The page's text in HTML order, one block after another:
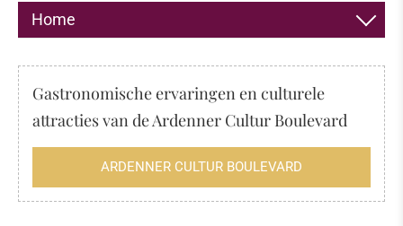
Home
SIERADEN
Gastronomische ervaringen en culturele
attracties van de Ardenner Cultur Boulevard
ARDENNER CULTUR BOULEVARD